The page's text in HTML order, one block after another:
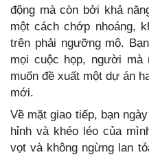
động mà còn bởi khả
một cách chớp nhoáng,
trên phải ngưỡng mộ.
mọi cuộc họp, người mà
muốn đề xuất một dự án
mới.
Về mặt giao tiếp, bạn
hỉnh và khéo léo của
vọt và không ngừng lan